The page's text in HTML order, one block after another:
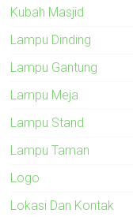
Kubah Masjid
Lampu Dinding
Lampu Gantung
Lampu Meja
Lampu Stand
Lampu Taman
Logo
Lokasi Dan Kontak